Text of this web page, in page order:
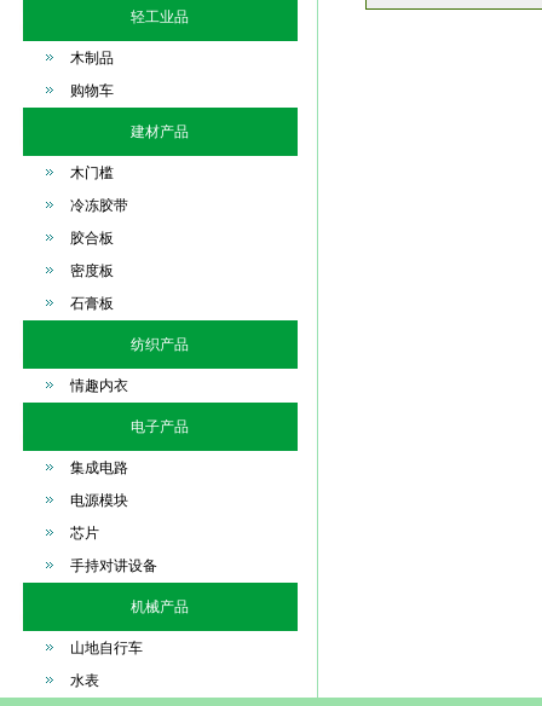
轻工业品
木制品
购物车
建材产品
木门槛
冷冻胶带
胶合板
密度板
石膏板
纺织产品
情趣内衣
电子产品
集成电路
电源模块
芯片
手持对讲设备
机械产品
山地自行车
水表